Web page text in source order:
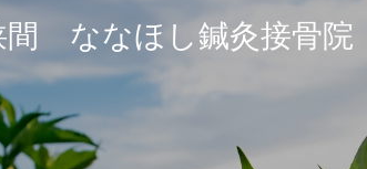
間 ななほし鍼灸接骨院